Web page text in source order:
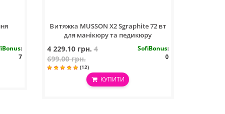
:
7
Витяжка MUSSON X2 Sgraphite 72 вт
для манікюру та педикюру
4 229.10 грн. 4
699.00 грн.
(12)
SofiBonus:
0
КУПИТИ